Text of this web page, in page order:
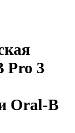
Pro 3
Oral-B